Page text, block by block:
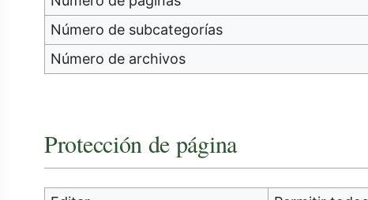
Número de subcategorías
Número de archivos
Protección de página